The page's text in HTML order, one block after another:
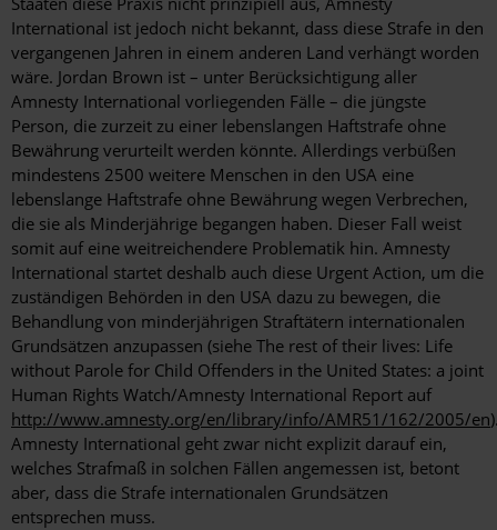
International ist jedoch nicht bekannt, dass diese Strafe in den
vergangenen Jahren in einem anderen Land verhängt worden
wäre. Jordan Brown ist – unter Berücksichtigung aller
Amnesty International vorliegenden Fälle – die jüngste
Person, die zurzeit zu einer lebenslangen Haftstrafe ohne
Bewährung verurteilt werden könnte. Allerdings verbüßen
mindestens 2500 weitere Menschen in den USA eine
lebenslange Haftstrafe ohne Bewährung wegen Verbrechen,
die sie als Minderjährige begangen haben. Dieser Fall weist
somit auf eine weitreichendere Problematik hin. Amnesty
International startet deshalb auch diese Urgent Action, um die
zuständigen Behörden in den USA dazu zu bewegen, die
Behandlung von minderjährigen Straftätern internationalen
Grundsätzen anzupassen (siehe The rest of their lives: Life
without Parole for Child Offenders in the United States: a joint
Human Rights Watch/Amnesty International Report auf
http://www.amnesty.org/en/library/info/AMR51/162/2005/en
Amnesty International geht zwar nicht explizit darauf ein,
welches Strafmaß in solchen Fällen angemessen ist, betont
aber, dass die Strafe internationalen Grundsätzen
entsprechen muss.